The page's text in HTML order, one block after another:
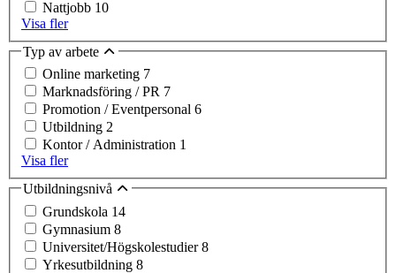
Nattjobb 10
Visa fler
Typ av arbete
Online marketing 7
Marknadsföring / PR 7
Promotion / Eventpersonal 6
Utbildning 2
Kontor / Administration 1
Visa fler
Utbildningsnivå
Grundskola 14
Gymnasium 8
Universitet/Högskolestudier8
Yrkesutbildning 8